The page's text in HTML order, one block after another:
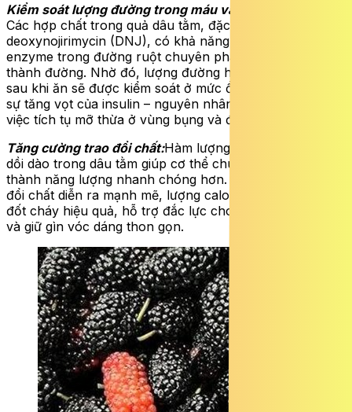
Kiểm soát lượng đường trong máu và giảm tích mỡ
Các hợp chất trong quả dâu tằm, đặc biệt là 1-
deoxynojirimycin (DNJ), có khả năng ức chế một loại
enzyme trong đường ruột chuyên phân hủy tinh bột
thành đường. Nhờ đó, lượng đường hấp thụ vào máu
sau khi ăn sẽ được kiểm soát ở mức ổn định, ngăn chặn
sự tăng vọt của insulin – nguyên nhân chính dẫn đến
việc tích tụ mỡ thừa ở vùng bụng và đùi.
Tăng cường trao đổi chất:Hàm lượng vitamin nhóm B
dồi dào trong dâu tằm giúp cơ thể chuyển hóa thức ăn
thành năng lượng nhanh chóng hơn. Khi quá trình trao
đổi chất diễn ra mạnh mẽ, lượng calo dư thừa sẽ được
đốt cháy hiệu quả, hỗ trợ đắc lực cho quá trình giảm mỡ
và giữ gìn vóc dáng thon gọn.